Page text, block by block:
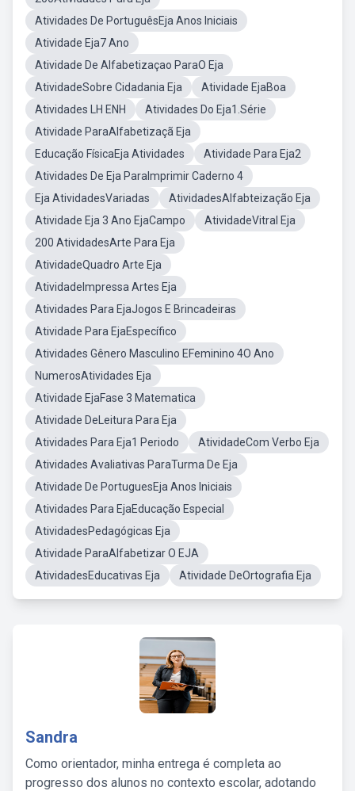
Atividades De PortuguêsEja Anos Iniciais
Atividade Eja7 Ano
Atividade De Alfabetizaçao ParaO Eja
AtividadeSobre Cidadania Eja
Atividade EjaBoa
Atividades LH ENH
Atividades Do Eja1.Série
Atividade ParaAlfabetizaçã Eja
Educação FísicaEja Atividades
Atividade Para Eja2
Atividades De Eja ParaImprimir Caderno 4
Eja AtividadesVariadas
AtividadesAlfabteização Eja
Atividade Eja 3 Ano EjaCampo
AtividadeVitral Eja
200 AtividadesArte Para Eja
AtividadeQuadro Arte Eja
AtividadeImpressa Artes Eja
Atividades Para EjaJogos E Brincadeiras
Atividade Para EjaEspecífico
Atividades Gênero Masculino EFeminino 4O Ano
NumerosAtividades Eja
Atividade EjaFase 3 Matematica
Atividade DeLeitura Para Eja
Atividades Para Eja1 Periodo
AtividadeCom Verbo Eja
Atividades Avaliativas ParaTurma De Eja
Atividade De PortuguesEja Anos Iniciais
Atividades Para EjaEducação Especial
AtividadesPedagógicas Eja
Atividade ParaAlfabetizar O EJA
AtividadesEducativas Eja
Atividade DeOrtografia Eja
Sandra
Como orientador, minha entrega é completa ao
progresso dos alunos no contexto escolar, adotando